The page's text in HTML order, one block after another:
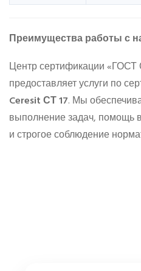
Преимущества работы с
Центр сертификации
предоставляет услуги по
Ceresit СТ 17. Мы
выполнение задач, помощь
и строгое соблюдение